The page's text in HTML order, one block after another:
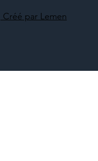
Créé par Lemen